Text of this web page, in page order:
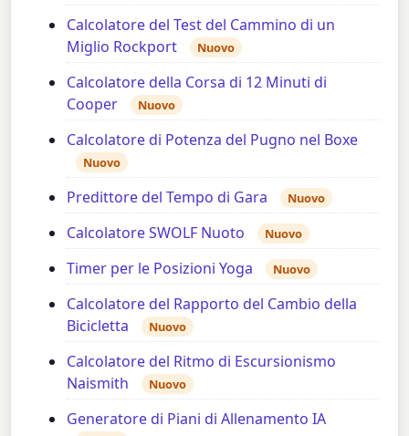
Calcolatore del Test del Cammino di un
Miglio Rockport
Nuovo
Calcolatore della Corsa di 12 Minuti di
Cooper
Nuovo
Calcolatore di Potenza del Pugno nel Boxe
Nuovo
Predittore del Tempo di Gara Nuovo
Calcolatore SWOLF Nuoto Nuovo
Timer per le Posizioni Yoga Nuovo
Calcolatore del Rapporto del Cambio della
Bicicletta
Nuovo
Calcolatore del Ritmo di Escursionismo
Naismith
Nuovo
Generatore di Piani di Allenamento IA